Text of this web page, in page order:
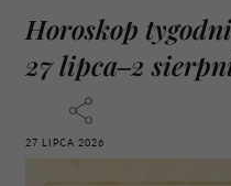
Horoskop
27 lipca–2
27 LIPCA 2026